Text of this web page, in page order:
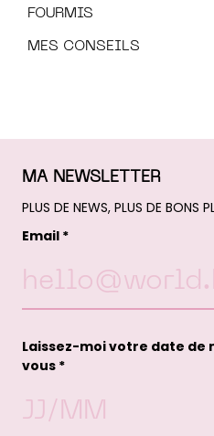
FOURMIS
MES CONSEILS
MA NEWSLETTER
PLUS DE NEWS, PLUS DE BONS
Email *
Laissez-moi votre date de
vous *